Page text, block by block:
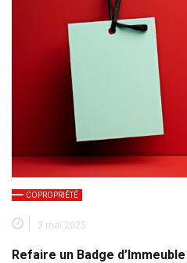
COPROPRIÉTÉ
3 mai 2025
Refaire un Badge